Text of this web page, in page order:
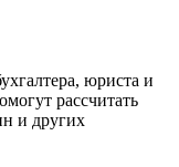
юриста и
рассчитать
и других